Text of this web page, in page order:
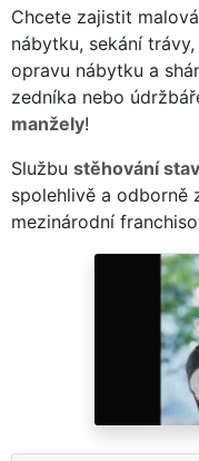
Chcete zajistit
nábytku, sekání
opravu nábytku a
zedníka nebo
manžely!
Službu stěhování
spolehlivě a odborně
mezinárodní